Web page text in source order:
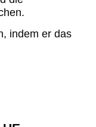
indem er das